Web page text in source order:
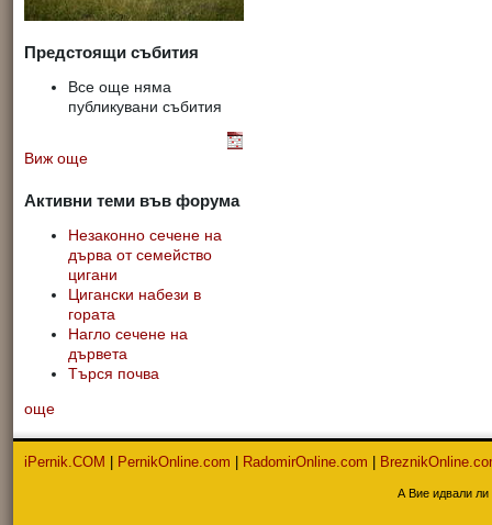
Предстоящи събития
Все още няма
публикувани събития
Виж още
Активни теми във форума
Незаконно сечене на
дърва от семейство
цигани
Цигански набези в
гората
Нагло сечене на
дървета
Търся почва
още
iPernik.COM | PernikOnline.com | RadomirOnline.com |
А Вие идвали